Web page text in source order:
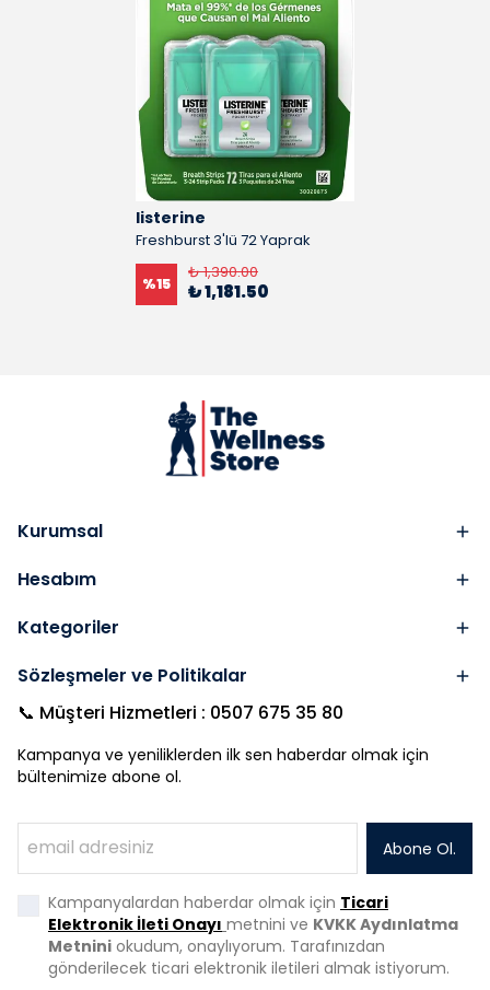
listerine
Freshburst 3'lü 72 Yaprak
%15
₺ 1,390.00
₺ 1,181.50
Kurumsal
Hesabım
Kategoriler
Sözleşmeler ve Politikalar
📞 Müşteri Hizmetleri : 0507 675 35 80
Kampanya ve yeniliklerden ilk sen haberdar olmak için
bültenimize abone ol.
Abone Ol.
Kampanyalardan haberdar olmak için Ticari
Elektronik İleti Onayı metnini ve KVKK Aydınlatma
Metnini okudum, onaylıyorum. Tarafınızdan
gönderilecek ticari elektronik iletileri almak istiyorum.